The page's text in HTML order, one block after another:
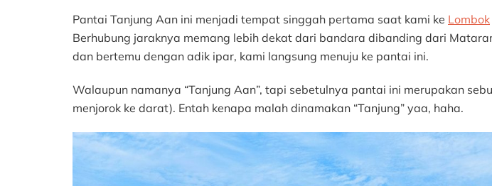
Aan
Memang
Pas
untuk
dan
Memuaskan
Bermain
Pantai Tanjung Aan ini menjadi tempat singgah pertama saat kami ke Lombok
Berhubung jaraknya memang lebih dekat dari bandara dibanding dari
dan bertemu dengan adik ipar, kami langsung menuju ke pantai ini.
Walaupun namanya “Tanjung Aan”, tapi sebetulnya pantai ini merupakan
menjorok ke darat). Entah kenapa malah dinamakan “Tanjung” yaa, haha.